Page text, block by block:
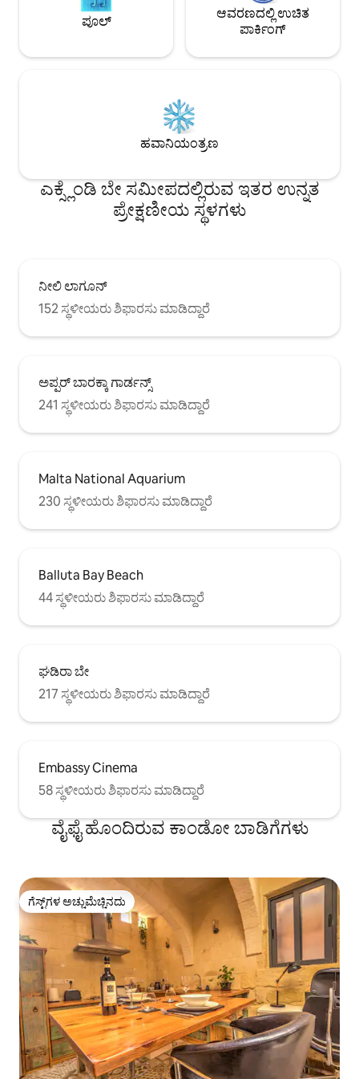
ಪೂಲ್
ಆವರಣದಲ್ಲಿ ಉಚಿತ
ಪಾರ್ಕಿಂಗ್
ಹವಾನಿಯಂತ್ರಣ
ಎಕ್ಸ್ಲೆಂಡಿ ಬೇ ಸಮೀಪದಲ್ಲಿರುವ ಇತರ ಉನ್ನತ
ಪ್ರೇಕ್ಷಣೀಯ ಸ್ಥಳಗಳು
ನೀಲಿ ಲಾಗೂನ್
152 ಸ್ಥಳೀಯರು ಶಿಫಾರಸು ಮಾಡಿದ್ದಾರೆ
ಅಪ್ಪರ್ ಬಾರಕ್ಕಾ ಗಾರ್ಡನ್ಸ್
241 ಸ್ಥಳೀಯರು ಶಿಫಾರಸು ಮಾಡಿದ್ದಾರೆ
Malta National Aquarium
230 ಸ್ಥಳೀಯರು ಶಿಫಾರಸು ಮಾಡಿದ್ದಾರೆ
Balluta Bay Beach
44 ಸ್ಥಳೀಯರು ಶಿಫಾರಸು ಮಾಡಿದ್ದಾರೆ
ಘಡಿರಾ ಬೇ
217 ಸ್ಥಳೀಯರು ಶಿಫಾರಸು ಮಾಡಿದ್ದಾರೆ
Embassy Cinema
58 ಸ್ಥಳೀಯರು ಶಿಫಾರಸು ಮಾಡಿದ್ದಾರೆ
ವೈಫೈ ಹೊಂದಿರುವ ಕಾಂಡೋ ಬಾಡಿಗೆಗಳು
ಗೆಸ್ಟ್‌ಗಳ ಅಚ್ಚುಮೆಚ್ಚಿನದು
ಗೆಸ್ಟ್‌ಗಳ ಅಚ್ಚುಮೆಚ್ಚಿನದು